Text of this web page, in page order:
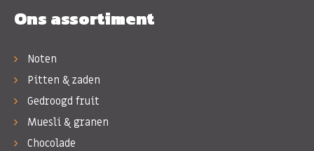
Ons assortiment
Noten
Pitten & zaden
Gedroogd fruit
Muesli & granen
Chocolade